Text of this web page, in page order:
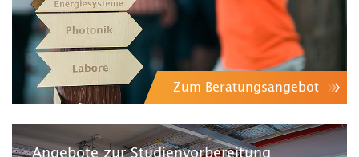
Zum Beratungsangebot
Angebote zur Studienvorbereitung